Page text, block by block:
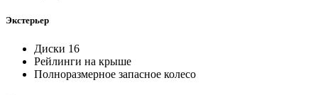
Экстерьер
Диски 16
Рейлинги на крыше
Полноразмерное запасное колесо